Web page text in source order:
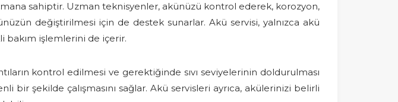
sahiptir. Uzman teknisyenler, akünüzü kontrol ederek, korozyon,
değiştirilmesi için de destek sunarlar. Akü servisi, yalnızca akü
bakım işlemlerini de içerir.
kontrol edilmesi ve gerektiğinde sıvı seviyelerinin doldurulması
bir şekilde çalışmasını sağlar. Akü servisleri ayrıca, akülerinizi belirli